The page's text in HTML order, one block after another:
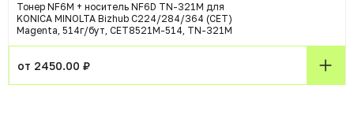
Тонер NF6M + носитель NF6D TN-321M для
KONICA MINOLTA Bizhub C224/284/364 (CET)
Magenta, 514г/бут, CET8521M-514, TN-321M
от 2450.00 ₽